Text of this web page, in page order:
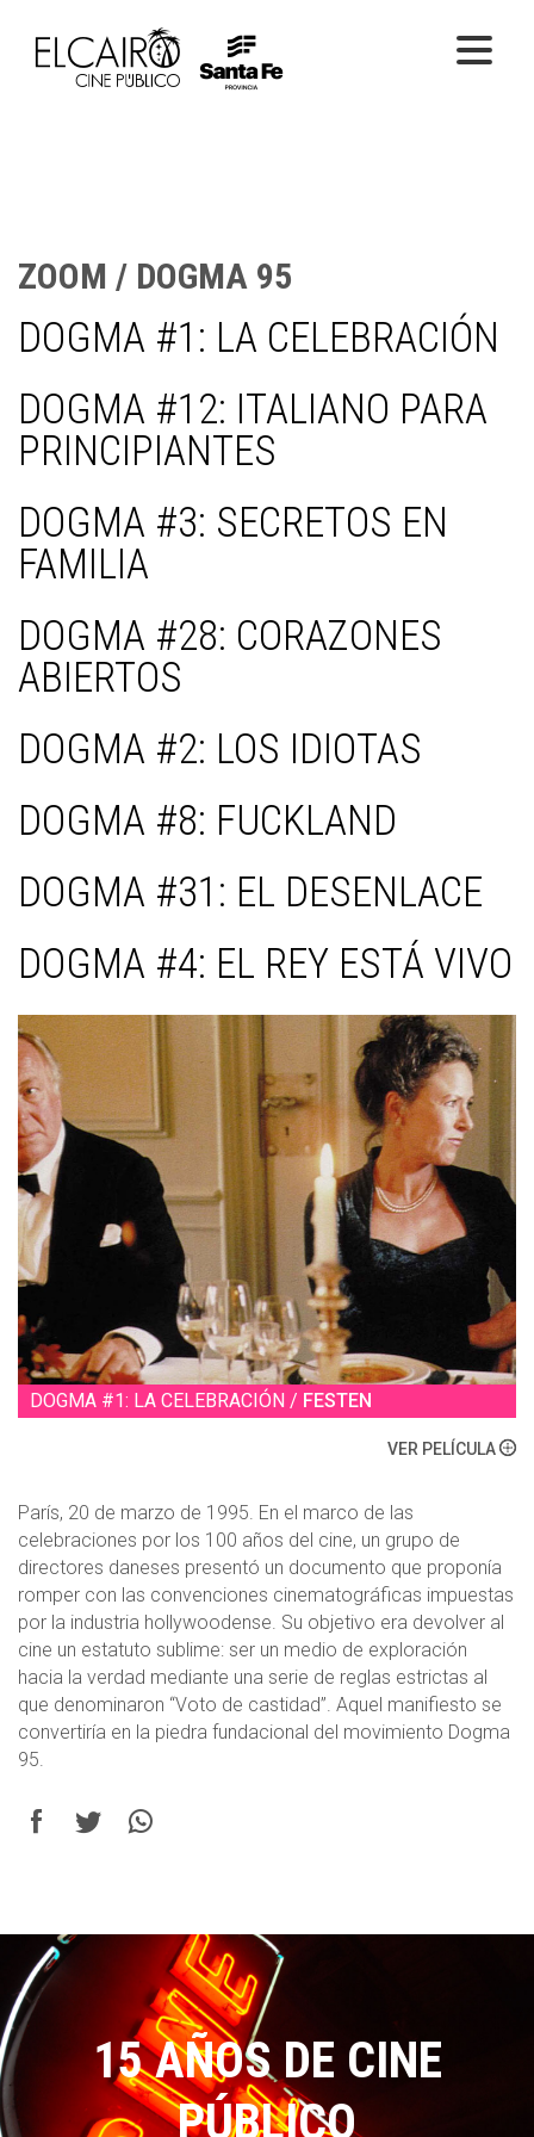
EL CINE
ZOOM / DOGMA 95
DOGMA #1: LA CELEBRACIÓN
DOGMA #12: ITALIANO PARA
PRINCIPIANTES
DOGMA #3: SECRETOS EN
FAMILIA
DOGMA #28: CORAZONES
ABIERTOS
DOGMA #2: LOS IDIOTAS
DOGMA #8: FUCKLAND
DOGMA #31: EL DESENLACE
DOGMA #4: EL REY ESTÁ VIVO
DOGMA #1: LA CELEBRACIÓN / FESTEN
VER PELÍCULA
París, 20 de marzo de 1995. En el marco de las
celebraciones por los 100 años del cine, un grupo de
directores daneses presentó un documento que proponía
romper con las convenciones cinematográficas impuestas
por la industria hollywoodense. Su objetivo era devolver al
cine un estatuto sublime: ser un medio de exploración
hacia la verdad mediante una serie de reglas estrictas al
que denominaron “Voto de castidad”. Aquel manifiesto se
convertiría en la piedra fundacional del movimiento Dogma
95.
15 AÑOS DE CINE
PÚBLICO